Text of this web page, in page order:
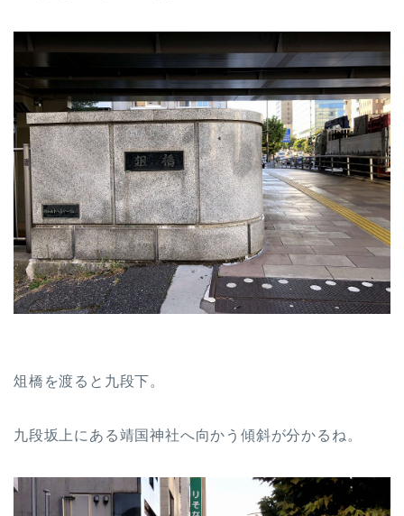
俎橋を渡ると九段下。
九段坂上にある靖国神社へ向かう傾斜が分かるね。